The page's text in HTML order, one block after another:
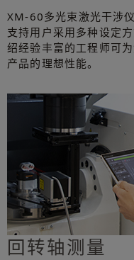
XM-60多光束激光干涉
支持用户采用多种设定
绍经验丰富的工程师可
产品的理想性能。
回转轴测量